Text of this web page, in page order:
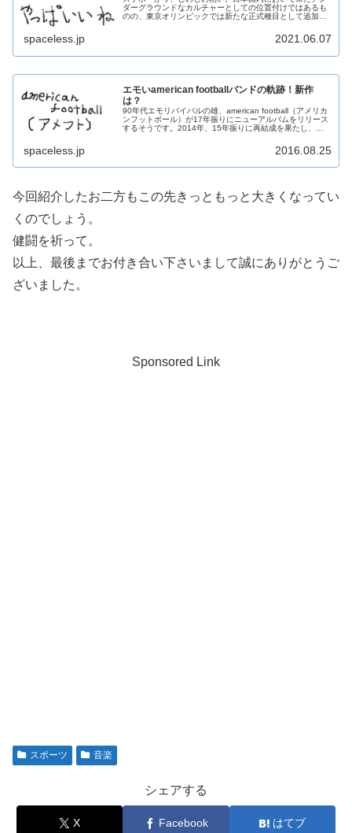
ダーグラウンドなカルチャーとしての位置付けではあるも
のの、東京オリンピックでは新たな正式種目として追加さ
spaceless.jp 2021.06.07
エモいamerican footballバンドの軌跡！新作
は？
90年代エモリバイバルの雄、american football（アメリカ
ンフットボール）が17年振りにニューアルバムをリリース
するそうです。2014年、15年振りに再結成を果たし、全
spaceless.jp 2016.08.25
今回紹介したお二方もこの先きっともっと大きくなってい
くのでしょう。
健闘を祈って。
以上、最後までお付き合い下さいまして誠にありがとうご
ざいました。
Sponsored Link
スポーツ 音楽
シェアする
X Facebook はてブ